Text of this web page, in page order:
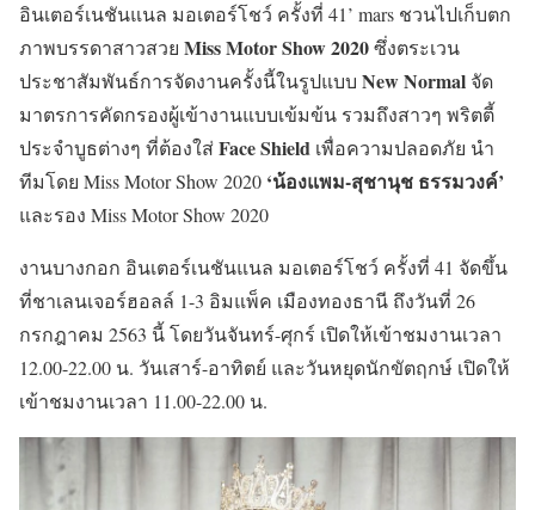
อินเตอร์เนชันแนล มอเตอร์โชว์ ครั้งที่ 41’ mars ชวนไปเก็บตก
ภาพบรรดาสาวสวย Miss Motor Show 2020ซึ่งตระเวน
ประชาสัมพันธ์การจัดงานครั้งนี้ในรูปแบบ New Normal จัด
มาตรการคัดกรองผู้เข้างานแบบเข้มข้น รวมถึงสาวๆ พริตตี้
ประจำบูธต่างๆ ที่ต้องใส่Face Shield เพื่อความปลอดภัย นำ
ทีมโดย Miss Motor Show 2020 ‘น้องแพม-สุชานุช ธรรมวงค์’
และรอง Miss Motor Show 2020
งานบางกอก อินเตอร์เนชันแนล มอเตอร์โชว์ ครั้งที่ 41 จัดขึ้น
ที่ชาเลนเจอร์ฮอลล์ 1-3 อิมแพ็ค เมืองทองธานี ถึงวันที่ 26
กรกฎาคม 2563 นี้ โดยวันจันทร์-ศุกร์ เปิดให้เข้าชมงานเวลา
12.00-22.00 น. วันเสาร์-อาทิตย์ และวันหยุดนักขัตฤกษ์ เปิดให้
เข้าชมงานเวลา 11.00-22.00 น.